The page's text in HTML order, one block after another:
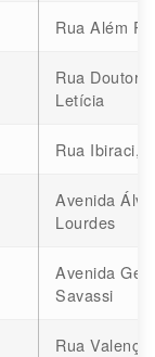
Rua Além
Rua Doutor
Letícia
Rua Ibiraci,
Avenida
Lourdes
Avenida
Savassi
Rua